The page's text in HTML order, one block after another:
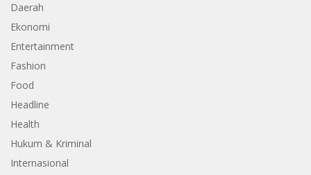
Daerah
Ekonomi
Entertainment
Fashion
Food
Headline
Health
Hukum & Kriminal
Internasional